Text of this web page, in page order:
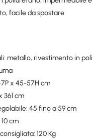
facile da spostare
metallo, rivestimento in
x 45-57H cm
36l cm
45 fino a 59 cm
cm
120 Kg